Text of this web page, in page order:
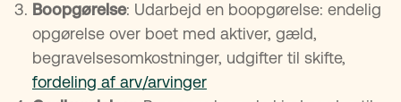
Boopgørelse: Udarbejd en boopgørelse: endelig
opgørelse over boet med aktiver, gæld,
begravelsesomkostninger, udgifter til skifte,
fordeling af arv/arvinger